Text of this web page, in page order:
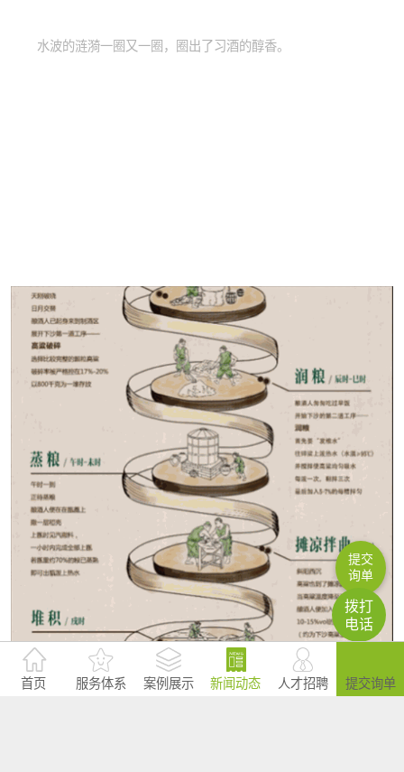
水波的涟漪一圈又一圈，圈出了习酒的醇香。
首页 服务体系 案例展示 新闻动态 人才招聘 提交询单
提交
询单
拨打
电话